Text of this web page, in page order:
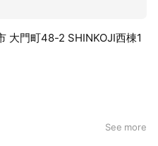
大門町48-2 SHINKOJI西棟1
See more